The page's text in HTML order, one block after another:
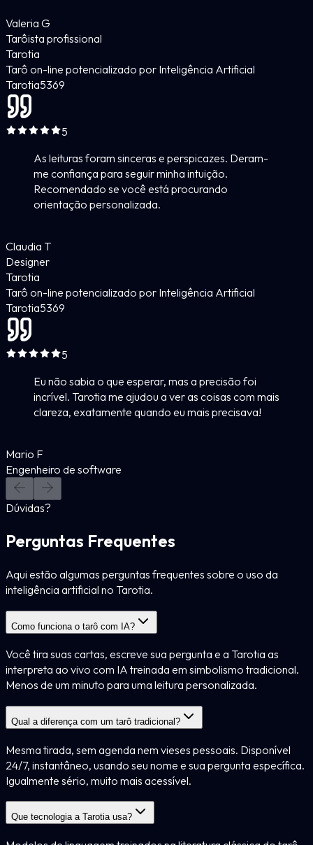
Valeria G
Tarôista profissional
Tarotia
Tarô on-line potencializado por Inteligência Artificial
Tarotia5369
5
As leituras foram sinceras e perspicazes. Deram-
me confiança para seguir minha intuição.
Recomendado se você está procurando
orientação personalizada.
Claudia T
Designer
Tarotia
Tarô on-line potencializado por Inteligência Artificial
Tarotia5369
5
Eu não sabia o que esperar, mas a precisão foi
incrível. Tarotia me ajudou a ver as coisas com mais
clareza, exatamente quando eu mais precisava!
Mario F
Engenheiro de software
Dúvidas?
Perguntas Frequentes
Aqui estão algumas perguntas frequentes sobre o uso da
inteligência artificial no Tarotia.
Como funciona o tarô com IA?
Você tira suas cartas, escreve sua pergunta e a Tarotia as
interpreta ao vivo com IA treinada em simbolismo tradicional.
Menos de um minuto para uma leitura personalizada.
Qual a diferença com um tarô tradicional?
Mesma tirada, sem agenda nem vieses pessoais. Disponível
24/7, instantâneo, usando seu nome e sua pergunta específica.
Igualmente sério, muito mais acessível.
Que tecnologia a Tarotia usa?